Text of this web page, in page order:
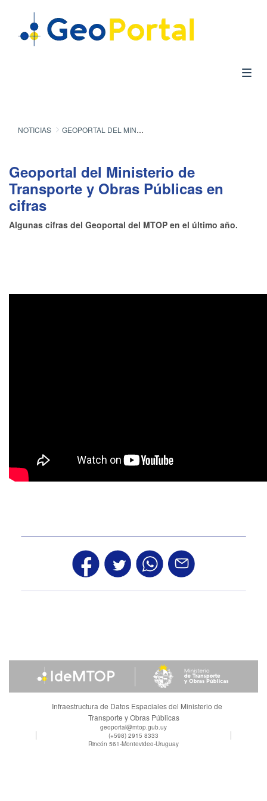
NOTICIAS GEOPORTAL DEL MINISTERIO DE TRANSPORTE Y OBRAS PÚBLICAS EN CIFRAS
Geoportal del Ministerio de
Transporte y Obras Públicas en
cifras
Algunas cifras del Geoportal del MTOP en el último año.
Infraestructura de Datos Espaciales del Ministerio de
Transporte y Obras Públicas
geoportal@mtop.gub.uy
(+598) 2915 8333
Rincón 561-Montevideo-Uruguay